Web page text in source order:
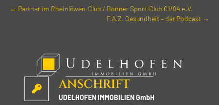
← Partner im Rhein­löwen-Club / Bonner Sport-Club 01/04 e.V.
F.A.Z. Gesundheit – der Podcast →
ANSCHRIFT
UDELHOFEN IMMOBILIEN GmbH